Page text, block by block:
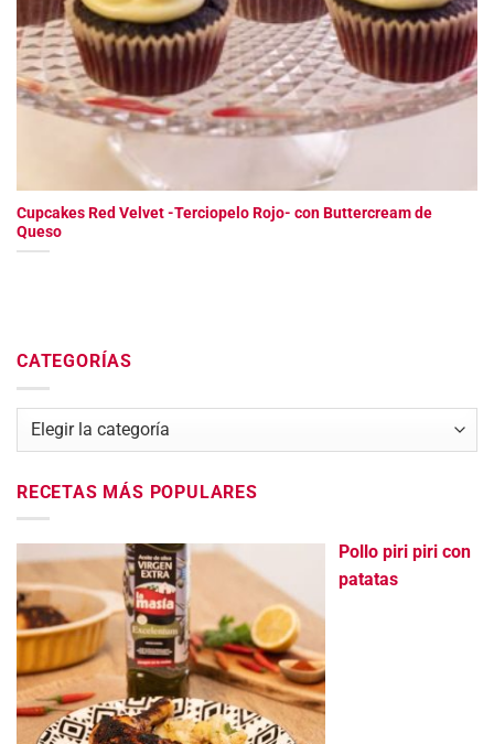
Cupcakes Red Velvet -Terciopelo Rojo- con Buttercream de
Queso
CATEGORÍAS
Categorías
RECETAS MÁS POPULARES
Pollo piri piri con
patatas